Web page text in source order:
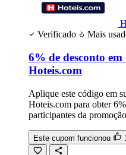
Verificado
Mais
6% de desconto
Hoteis.com
Aplique este código em
Hoteis.com para obter
participantes da
Este cupom funcionou